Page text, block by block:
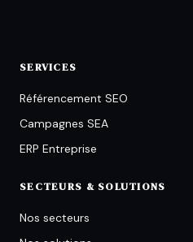
SERVICES
Référencement SEO
Campagnes SEA
ERP Entreprise
SECTEURS & SOLUTIONS
Nos secteurs